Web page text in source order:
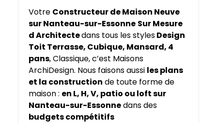
Votre Constructeur de Maison Neuve
sur Nanteau-sur-Essonne Sur Mesure
d Architectedans tous les stylesDesign
Toit Terrasse, Cubique, Mansard, 4
pans, Classique, c’est Maisons
ArchiDesign. Nous faisons aussi les plans
et la construction de toute forme de
maison : en L, H, V, patio ou loft sur
Nanteau-sur-Essonnedans des
budgets compétitifs